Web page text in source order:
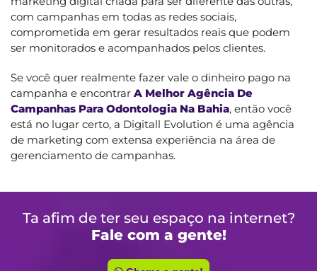
com campanhas em todas as redes sociais,
comprometida em gerar resultados reais que podem
ser monitorados e acompanhados pelos clientes.
Se você quer realmente fazer vale o dinheiro pago na
campanha e encontrar A Melhor Agência De
Campanhas Para Odontologia Na Bahia, então você
está no lugar certo, a Digitall Evolution é uma agência
de marketing com extensa experiência na área de
gerenciamento de campanhas.
Ta afim de ter seu espaço na internet?
Fale com a gente!